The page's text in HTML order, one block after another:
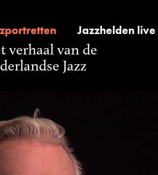
Jazzhelden live
verhaal van de
Jazz